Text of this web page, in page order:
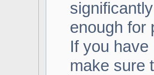
enough for
If you
make sure